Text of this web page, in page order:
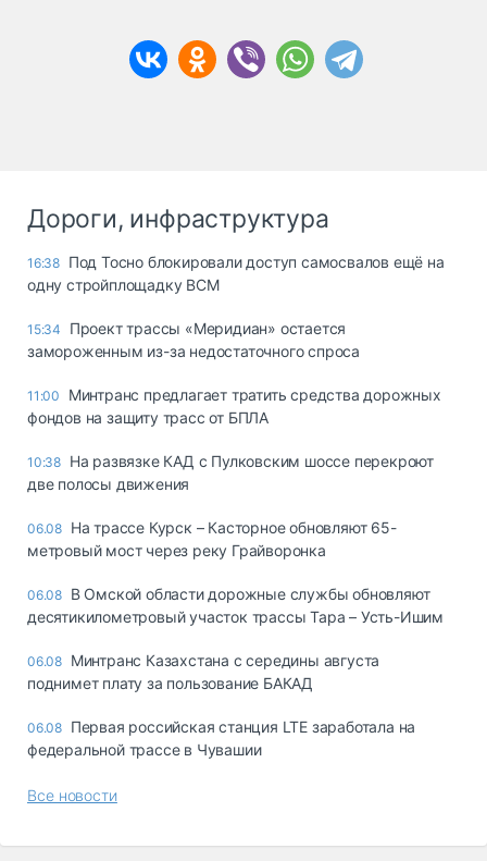
Дороги, инфраструктура
16:38 Под Тосно блокировали доступ самосвалов ещё на
одну стройплощадку ВСМ
15:34
Проект трассы «Меридиан» остается
замороженным из-за недостаточного спроса
11:00
Минтранс предлагает тратить средства дорожных
фондов на защиту трасс от БПЛА
10:38 На развязке КАД с Пулковским шоссе перекроют
две полосы движения
06.08 На трассе Курск – Касторное обновляют 65-
метровый мост через реку Грайворонка
06.08 В Омской области дорожные службы обновляют
десятикилометровый участок трассы Тара – Усть-Ишим
06.08 Минтранс Казахстана с середины августа
поднимет плату за пользование БАКАД
06.08 Первая российская станция LTE заработала на
федеральной трассе в Чувашии
Все новости